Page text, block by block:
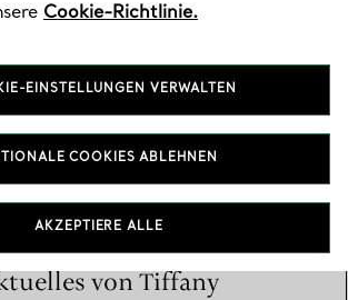
Store finden / Liste der Stores
von Tiffany
Cookie-Richtlinie.
EINSTELLUNGEN VERWALTEN
COOKIES ABLEHNEN
AKZEPTIERE ALLE